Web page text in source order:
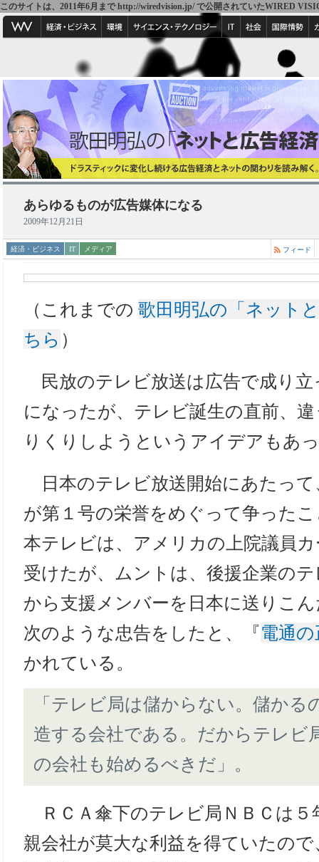
このサイトは、2011年6月まで http://wiredvision.jp/ で公開されていたWIRED
あらゆるものが広告媒体になる
2009年12月21日
経済・ビジネス IT メディア フィード
（これまでの 歌田明弘の「ネット
ちら ）
民放のテレビ放送は広告で成り
になったが、テレビ誕生の直前、
りくりしようというアイデアもあ
日本のテレビ放送開始にあたって
が第１号の栄誉をめぐって争った
本テレビは、アメリカの上院議員
受けたが、ムントは、後援企業の
から支援メンバーを日本に送りこ
次のような忠告をしたと、『電通
かれている。
「テレビ局は儲からない。儲か
造する会社である。だからテレビ
の会社も始めるべきだ」。
ＲＣＡ傘下のテレビ局ＮＢＣは５
親会社が莫大な利益を得ていたの